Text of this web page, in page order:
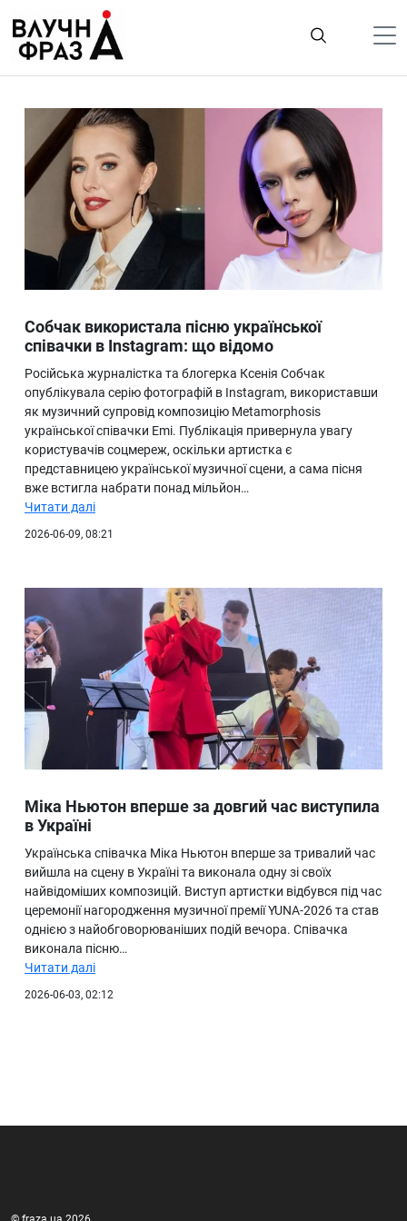
содержимому
Гроші
Життя
Лайфстайл
ТехноНаука
Людина
Ukraine
Про нас
Собчак використала пісню української
співачки в Instagram: що відомо
Російська журналістка та блогерка Ксенія Собчак
опублікувала серію фотографій в Instagram, використавши
як музичний супровід композицію Metamorphosis
української співачки Emi. Публікація привернула увагу
користувачів соцмереж, оскільки артистка є
представницею української музичної сцени, а сама пісня
вже встигла набрати понад мільйон…
Читати далі
2026-06-09, 08:21
Міка Ньютон вперше за довгий час виступила
в Україні
Українська співачка Міка Ньютон вперше за тривалий час
вийшла на сцену в Україні та виконала одну зі своїх
найвідоміших композицій. Виступ артистки відбувся під час
церемонії нагородження музичної премії YUNA-2026 та став
однією з найобговорюваніших подій вечора. Співачка
виконала пісню…
Читати далі
2026-06-03, 02:12